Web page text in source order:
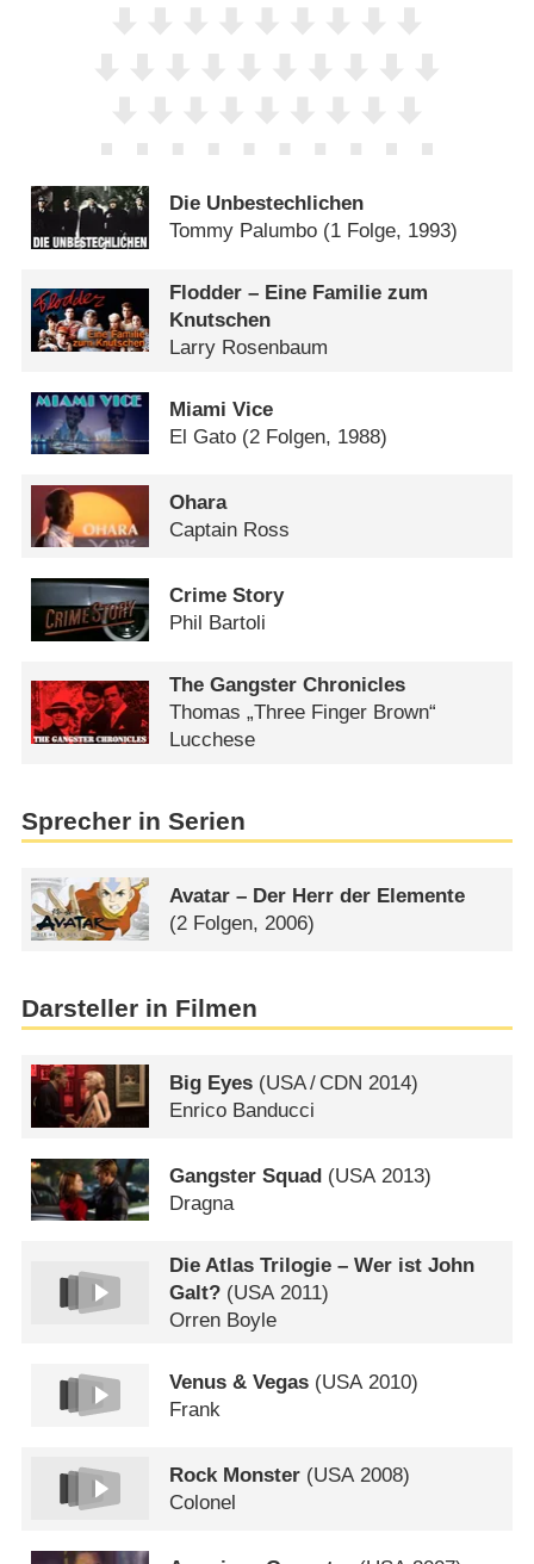
Die Unbestechlichen
Tommy Palumbo (1 Folge, 1993)
Flodder – Eine Familie zum
Knutschen
Larry Rosenbaum
Miami Vice
El Gato (2 Folgen, 1988)
Ohara
Captain Ross
Crime Story
Phil Bartoli
The Gangster Chronicles
Thomas „Three Finger Brown“
Lucchese
Sprecher in Serien
Avatar – Der Herr der Elemente
(2 Folgen, 2006)
Darsteller in Filmen
Big Eyes (USA/ CDN 2014)
Enrico Banducci
Gangster Squad (USA2013)
Dragna
Die Atlas Trilogie – Wer ist John
Galt? (USA 2011)
Orren Boyle
Venus & Vegas (USA 2010)
Frank
Rock Monster (USA 2008)
Colonel